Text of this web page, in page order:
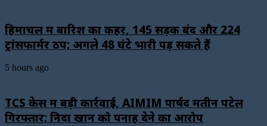
हिमाचल में बारिश का कहर, 145 सड़कें बंद और 224
ट्रांसफार्मर ठप; अगले 48 घंटे भारी पड़ सकते हैं
5 hours ago
TCS केस में बड़ी कार्रवाई, AIMIM पार्षद मतीन पटेल
गिरफ्तार; निदा खान को पनाह देने का आरोप